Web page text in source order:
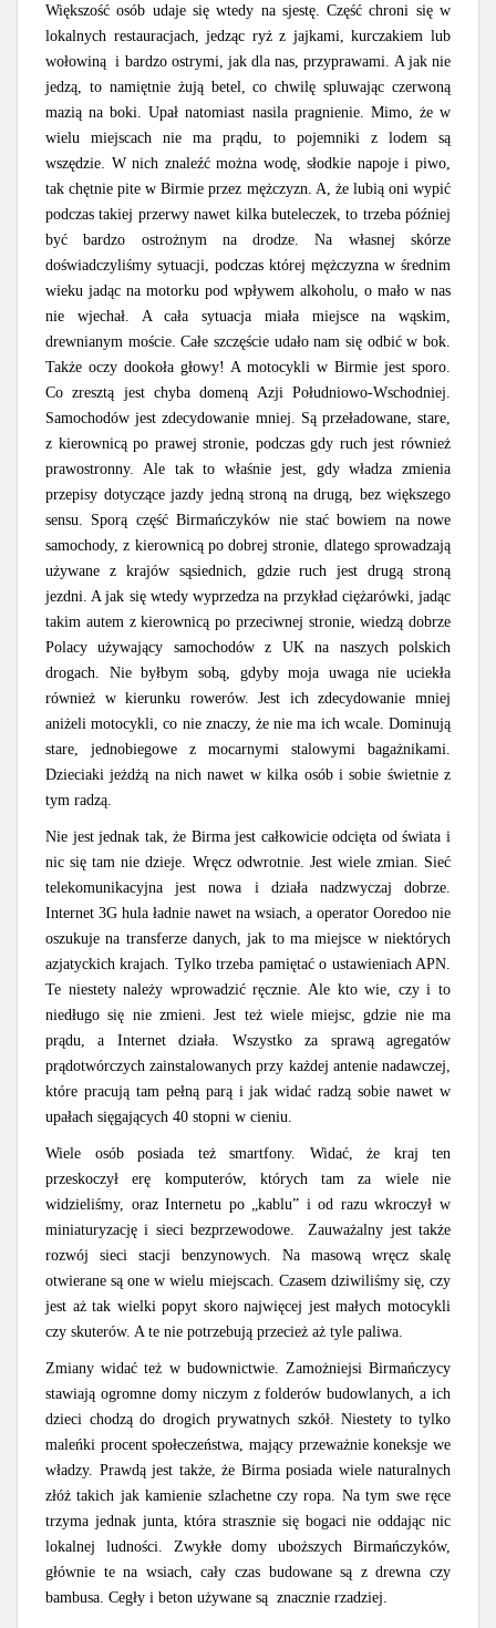
Większość osób udaje się wtedy na sjestę. Część chroni się w
lokalnych restauracjach, jedząc ryż z jajkami, kurczakiem lub
wołowiną i bardzo ostrymi, jak dla nas, przyprawami. A jak nie
jedzą, to namiętnie żują betel, co chwilę spluwając czerwoną
mazią na boki. Upał natomiast nasila pragnienie. Mimo, że w
wielu miejscach nie ma prądu, to pojemniki z lodem są
wszędzie. W nich znaleźć można wodę, słodkie napoje i piwo,
tak chętnie pite w Birmie przez mężczyzn. A, że lubią oni wypić
podczas takiej przerwy nawet kilka buteleczek, to trzeba później
być bardzo ostrożnym na drodze. Na własnej skórze
doświadczyliśmy sytuacji, podczas której mężczyzna w średnim
wieku jadąc na motorku pod wpływem alkoholu, o mało w nas
nie wjechał. A cała sytuacja miała miejsce na wąskim,
drewnianym moście. Całe szczęście udało nam się odbić w bok.
Także oczy dookoła głowy! A motocykli w Birmie jest sporo.
Co zresztą jest chyba domeną Azji Południowo-Wschodniej.
Samochodów jest zdecydowanie mniej. Są przeładowane, stare,
z kierownicą po prawej stronie, podczas gdy ruch jest również
prawostronny. Ale tak to właśnie jest, gdy władza zmienia
przepisy dotyczące jazdy jedną stroną na drugą, bez większego
sensu. Sporą część Birmańczyków nie stać bowiem na nowe
samochody, z kierownicą po dobrej stronie, dlatego sprowadzają
używane z krajów sąsiednich, gdzie ruch jest drugą stroną
jezdni. A jak się wtedy wyprzedza na przykład ciężarówki, jadąc
takim autem z kierownicą po przeciwnej stronie, wiedzą dobrze
Polacy używający samochodów z UK na naszych polskich
drogach. Nie byłbym sobą, gdyby moja uwaga nie uciekła
również w kierunku rowerów. Jest ich zdecydowanie mniej
aniżeli motocykli, co nie znaczy, że nie ma ich wcale. Dominują
stare, jednobiegowe z mocarnymi stalowymi bagażnikami.
Dzieciaki jeżdżą na nich nawet w kilka osób i sobie świetnie z
tym radzą.
Nie jest jednak tak, że Birma jest całkowicie odcięta od świata i
nic się tam nie dzieje. Wręcz odwrotnie. Jest wiele zmian. Sieć
telekomunikacyjna jest nowa i działa nadzwyczaj dobrze.
Internet 3G hula ładnie nawet na wsiach, a operator Ooredoo nie
oszukuje na transferze danych, jak to ma miejsce w niektórych
azjatyckich krajach. Tylko trzeba pamiętać o ustawieniach APN.
Te niestety należy wprowadzić ręcznie. Ale kto wie, czy i to
niedługo się nie zmieni. Jest też wiele miejsc, gdzie nie ma
prądu, a Internet działa. Wszystko za sprawą agregatów
prądotwórczych zainstalowanych przy każdej antenie nadawczej,
które pracują tam pełną parą i jak widać radzą sobie nawet w
upałach sięgających 40 stopni w cieniu.
Wiele osób posiada też smartfony. Widać, że kraj ten
przeskoczył erę komputerów, których tam za wiele nie
widzieliśmy, oraz Internetu po „kablu” i od razu wkroczył w
miniaturyzację i sieci bezprzewodowe. Zauważalny jest także
rozwój sieci stacji benzynowych. Na masową wręcz skalę
otwierane są one w wielu miejscach. Czasem dziwiliśmy się, czy
jest aż tak wielki popyt skoro najwięcej jest małych motocykli
czy skuterów. A te nie potrzebują przecież aż tyle paliwa.
Zmiany widać też w budownictwie. Zamożniejsi Birmańczycy
stawiają ogromne domy niczym z folderów budowlanych, a ich
dzieci chodzą do drogich prywatnych szkół. Niestety to tylko
maleńki procent społeczeństwa, mający przeważnie koneksje we
władzy. Prawdą jest także, że Birma posiada wiele naturalnych
złóż takich jak kamienie szlachetne czy ropa. Na tym swe ręce
trzyma jednak junta, która strasznie się bogaci nie oddając nic
lokalnej ludności. Zwykłe domy uboższych Birmańczyków,
głównie te na wsiach, cały czas budowane są z drewna czy
bambusa. Cegły i beton używane są znacznie rzadziej.